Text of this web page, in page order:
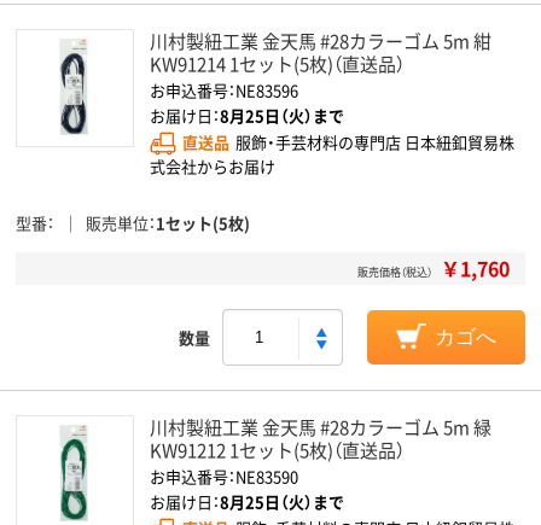
川村製紐工業 金天馬 #28カラーゴム 5m 紺
KW91214 1セット(5枚)（直送品）
お申込番号：NE83596
お届け日：8月25日（火）まで
直送品 服飾・手芸材料の専門店 日本紐釦貿易株
式会社からお届け
型番 販売単位 1セット(5枚)
販売価格（税込） ￥1,760
数量 カゴへ
川村製紐工業 金天馬 #28カラーゴム 5m 緑
KW91212 1セット(5枚)（直送品）
お申込番号：NE83590
お届け日：8月25日（火）まで